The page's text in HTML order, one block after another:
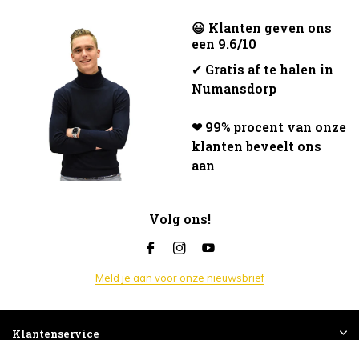
😃 Klanten geven ons
een 9.6/10
✔ Gratis af te halen in
Numansdorp
❤ 99% procent van onze
klanten beveelt ons
aan
Volg ons!
Meld je aan voor onze nieuwsbrief
Klantenservice